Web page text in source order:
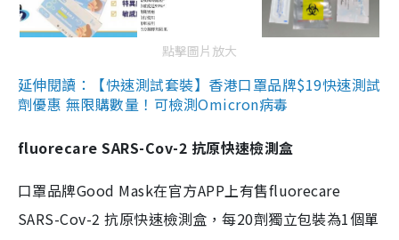
點擊圖片放大
延伸閱讀：【快速測試套裝】香港口罩品牌$19快速測試
劑優惠 無限購數量！可檢測Omicron病毒
fluorecare SARS-Cov-2 抗原快速檢測盒
口罩品牌Good Mask在官方APP上有售fluorecare
SARS-Cov-2 抗原快速檢測盒，每20劑獨立包裝為1個單